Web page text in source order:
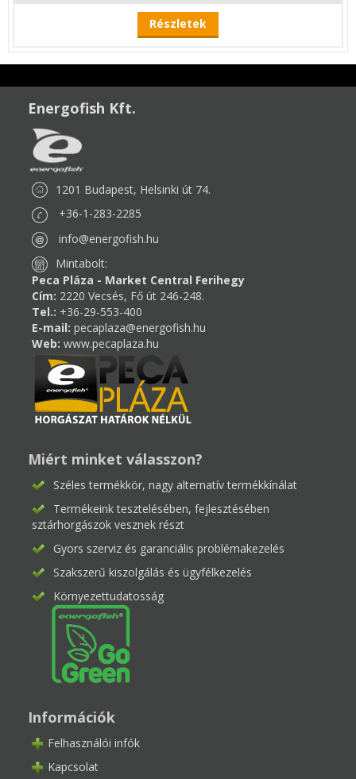
Részletek
Energofish Kft.
1201 Budapest, Helsinki út 74.
+36-1-283-2285
info@energofish.hu
Mintabolt:
Peca Pláza - Market Central Ferihegy
Cím: 2220 Vecsés, Fő út 246-248.
Tel.: +36-29-553-400
E-mail: pecaplaza@energofish.hu
Web: www.pecaplaza.hu
Miért minket válasszon?
Széles termékkör, nagy alternatív termékkínálat
Termékeink tesztelésében, fejlesztésében
sztárhorgászok vesznek részt
Gyors szerviz és garanciális problémakezelés
Szakszerű kiszolgálás és ügyfélkezelés
Környezettudatosság
Információk
Felhasználói infók
Kapcsolat